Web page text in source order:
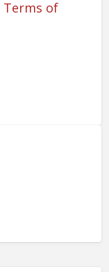
Terms of